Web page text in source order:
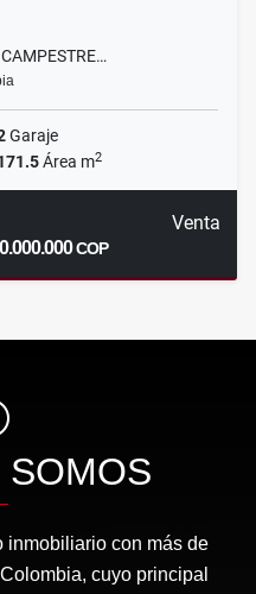
Garaje
Área m2
Venta
COP
SOMOS
inmobiliario con más de
cuyo principal